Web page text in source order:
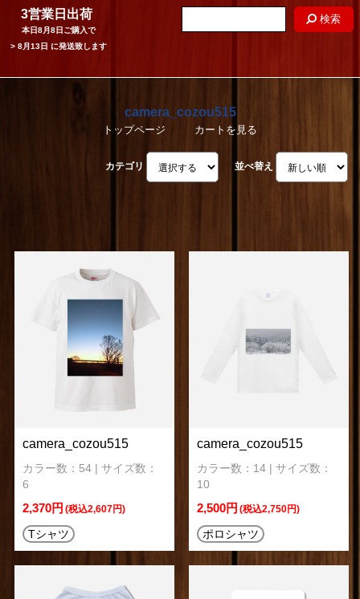
3営業日出荷
本日8月8日 ご購入で
> 8月13日 に発送致します
検索
camera_cozou515
トップページ カートを見る
カテゴリ 並べ替え
camera_cozou515
カラー数：54 | サイズ数：
6
2,370円 (税込2,607円)
Tシャツ
camera_cozou515
カラー数：14 | サイズ数：
10
2,500円 (税込2,750円)
ポロシャツ